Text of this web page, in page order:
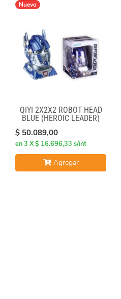
Nuevo
QIYI 2X2X2 ROBOT HEAD
BLUE (HEROIC LEADER)
$ 50.089,00
en 3 X $ 16.696,33 s/int
Agregar